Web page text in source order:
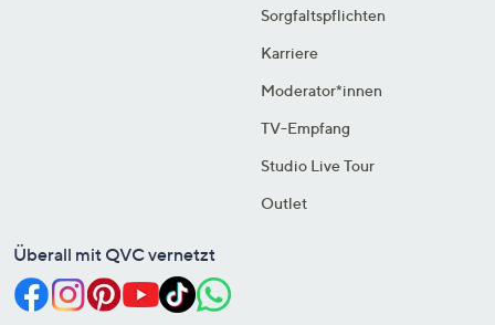
Sorgfaltspflichten
Karriere
Moderator*innen
TV-Empfang
Studio Live Tour
Outlet
Überall mit QVC vernetzt